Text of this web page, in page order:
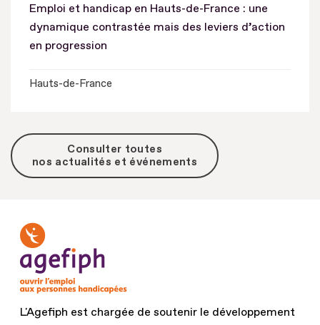
Emploi et handicap en Hauts-de-France : une
dynamique contrastée mais des leviers d’action
en progression
Hauts-de-France
Consulter toutes
nos actualités et événements
L'Agefiph est chargée de soutenir le développement